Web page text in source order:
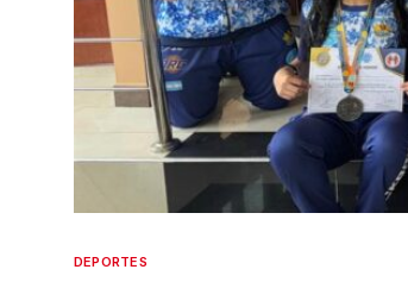
DEPORTES